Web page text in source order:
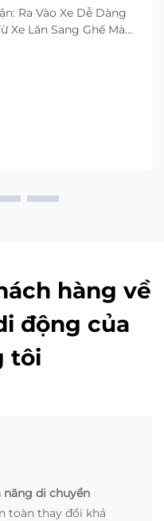
Ra Vào Xe Dễ Dàng
Xe Lăn Sang Ghế Mà
đối với người sử dụng
hàng về
động của
tôi
di chuyển
toàn thay đổi khả